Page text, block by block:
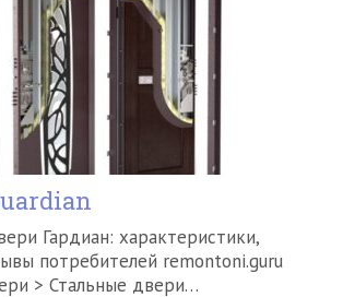
Гардиан: характеристики,
потребителей remontoni.guru
> Стальные двери…